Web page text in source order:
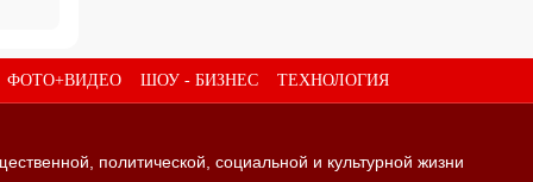
ФОТО+ВИДЕО ШОУ - БИЗНЕС ТЕХНОЛОГИЯ
политической, социальной и культурной жизни